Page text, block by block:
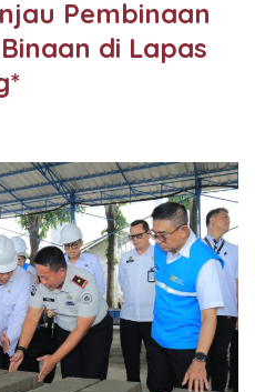
Pembinaan
di Lapas